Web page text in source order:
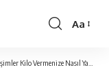
Yazı
Aa
Nasıl Yardımcı Olabilir?